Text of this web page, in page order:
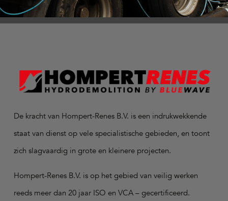
De kracht van Hompert-Renes B.V. is een indrukwekkende
staat van dienst op vele specialistische gebieden, en toont
zich slagvaardig in grote en kleinere projecten.
Hompert-Renes B.V. is op het gebied van veilig werken
reeds meer dan 20 jaar ISO en VCA – gecertificeerd.